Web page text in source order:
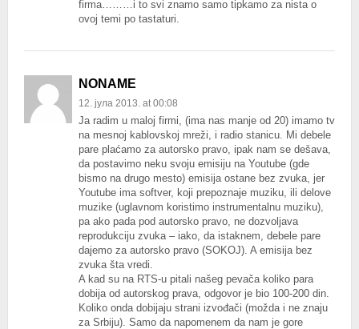
firma………i to svi znamo samo tipkamo za nista o
ovoj temi po tastaturi.
NONAME
12. јула 2013. at 00:08
Ja radim u maloj firmi, (ima nas manje od 20) imamo tv
na mesnoj kablovskoj mreži, i radio stanicu. Mi debele
pare plaćamo za autorsko pravo, ipak nam se dešava,
da postavimo neku svoju emisiju na Youtube (gde
bismo na drugo mesto) emisija ostane bez zvuka, jer
Youtube ima softver, koji prepoznaje muziku, ili delove
muzike (uglavnom koristimo instrumentalnu muziku),
pa ako pada pod autorsko pravo, ne dozvoljava
reprodukciju zvuka – iako, da istaknem, debele pare
dajemo za autorsko pravo (SOKOJ). A emisija bez
zvuka šta vredi.
A kad su na RTS-u pitali našeg pevača koliko para
dobija od autorskog prava, odgovor je bio 100-200 din.
Koliko onda dobijaju strani izvođači (možda i ne znaju
za Srbiju). Samo da napomenem da nam je gore